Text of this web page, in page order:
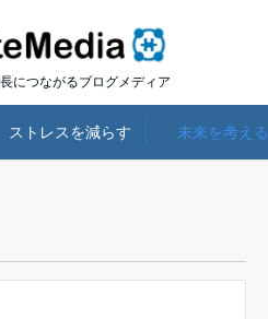
につながるブログメディア
ストレスを減らす 未来を考える